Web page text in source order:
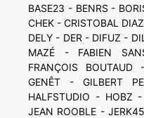
BASE23 - BENRS -
CHEK - CRISTOBAL
DELY - DER - DIFUZ -
MAZÉ - FABIEN
FRANÇOIS
GENÊT - GILBERT
HALFSTUDIO - HOBZ
JEAN ROOBLE -